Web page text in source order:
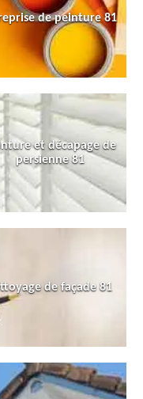
de peinture 81
et décapage de
persienne 81
de façade 81